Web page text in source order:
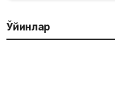
Ўйинлар